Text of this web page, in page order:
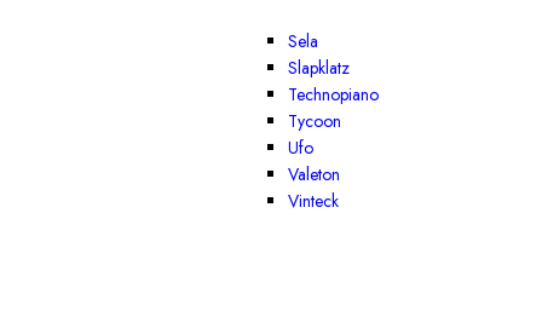
Sela
Slapklatz
Technopiano
Tycoon
Ufo
Valeton
Vinteck